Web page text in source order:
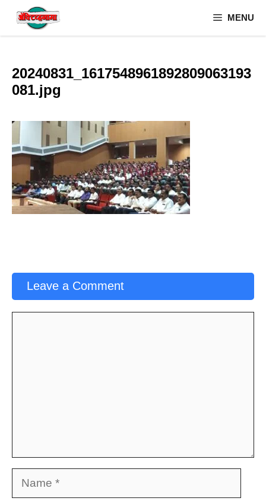
MENU
20240831_1617548961892809063193
081.jpg
Leave a Comment